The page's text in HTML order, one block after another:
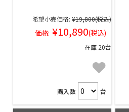
希望小売価格: ¥19,800(税込)
価格: ¥10,890(税込)
在庫 20台
購入数 台